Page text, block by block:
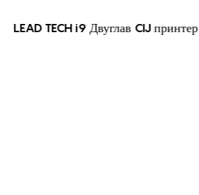
LEAD TECH i9 Двуглав CIJ принтер